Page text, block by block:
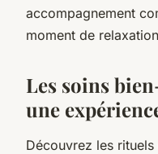
accompagnement
moment de
Les soins
une
Découvrez les